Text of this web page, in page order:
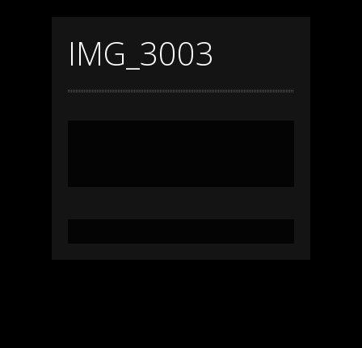
IMG_3003